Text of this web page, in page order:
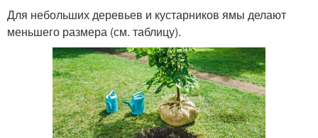
Для небольших деревьев и кустарников ямы делают
меньшего размера (см. таблицу).